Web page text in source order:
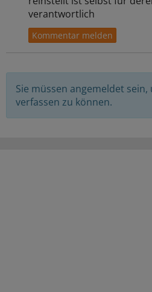
verantwortlich
Sie müssen angemeldet
verfassen zu können.